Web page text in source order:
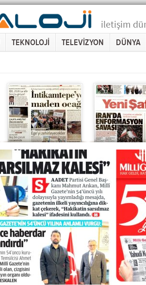
iletişim
TEKNOLOJİ TELEVİZYON DÜNYA